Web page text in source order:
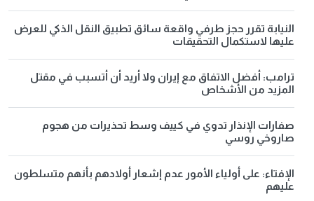
النيابة تقرر حجز طرفي واقعة سائق تطبيق النقل الذكي للعرض
عليها لاستكمال التحقيقات
ترامب: أفضل الاتفاق مع إيران ولا أريد أن أتسبب في مقتل
المزيد من الأشخاص
صفارات الإنذار تدوي في كييف وسط تحذيرات من هجوم
صاروخي روسي
الإفتاء: على أولياء الأمور عدم إشعار أولادهم بأنهم متسلطون
عليهم